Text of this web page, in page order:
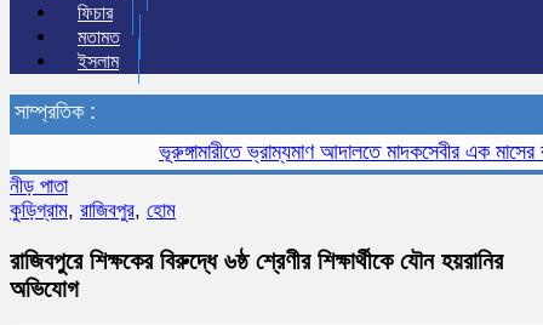
ফিচার
মতামত
ইসলাম
সাম্প্রতিক :
ভূরুঙ্গামারীতে ভ্রাম্যমাণ আদালতে মাদকসেবীর এক মাসের
নীড় পাতা
কুড়িগ্রাম, রাজিবপুর, হোম
রাজিবপুরে শিক্ষকের বিরুদ্ধে ৬ষ্ঠ শ্রেণীর শিক্ষার্থীকে যৌন হয়রানির
অভিযোগ